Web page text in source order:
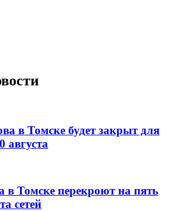
в Томске будет закрыт для
августа
в Томске перекроют на пять
сетей